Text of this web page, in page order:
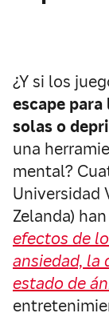
¿Y si los
escape para
solas o
una
mental?
Universidad
Zelanda)
efectos de
ansiedad, la
estado de